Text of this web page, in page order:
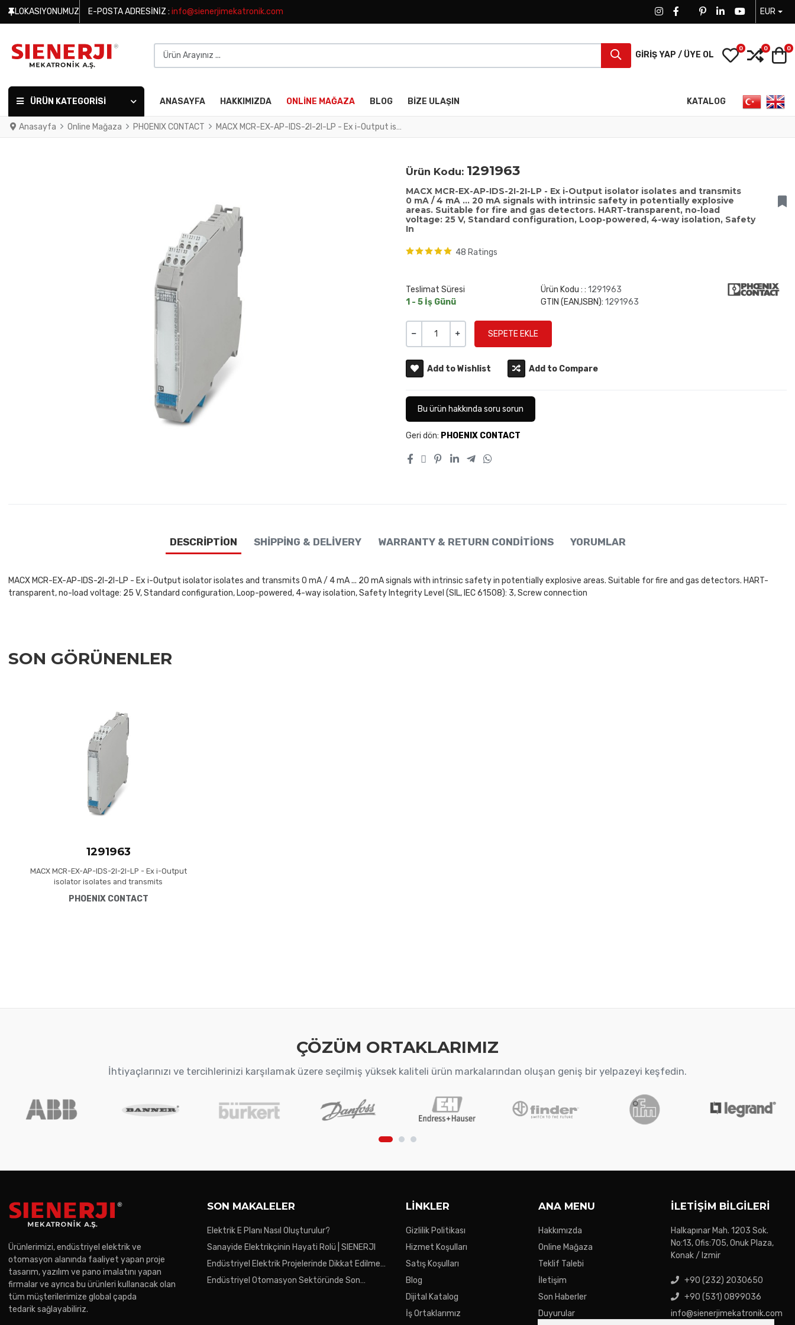
LOKASIYONUMUZ E-POSTA ADRESINIZ : info@sienerjimekatronik.com FACEBOOK SOCIAL LINK
FACEBOOK SOCIAL LINK
TWITTER SOCIAL LINK
PINTEREST SOCIAL LINK
LINKEDIN SOCIAL
YOUTUBE
EUR
Ürün Arayınız ...
GIRIŞ YAP / ÜYE OL My Wishlist
0 0 0
ÜRÜN KATEGORISI ANASAYFA HAKKIMIZDA ONLINE MAĞAZA BLOG BIZE ULAŞIN KATALOG Dilinizi seçin
Anasayfa Online Mağaza PHOENIX CONTACT MACX MCR-EX-AP-IDS-2I-2I-LP - Ex i-Output isolator isolates and transmits 0 mA / 4 mA ... 20 mA signals with intrinsic safety in potentially explosive areas. Suitable for fire and gas detectors. HART-transparent, no-load voltage: 25 V, Standard configuration, Loop-powered, 4-way isolation, Safety In
Ürün Kodu: 1291963
MACX MCR-EX-AP-IDS-2I-2I-LP - Ex i-Output isolator isolates and transmits
0 mA / 4 mA ... 20 mA signals with intrinsic safety in potentially explosive
areas. Suitable for fire and gas detectors. HART-transparent, no-load
voltage: 25 V, Standard configuration, Loop-powered, 4-way isolation, Safety
In
48 Ratings
Teslimat Süresi
1 - 5 İş Günü
Ürün Kodu : : 1291963
GTIN (EAN,ISBN): 1291963
Add to Wishlist Add to Compare
Bu ürün hakkında soru sorun
Geri dön: PHOENIX CONTACT
DESCRIPTION SHIPPING & DELIVERY WARRANTY & RETURN CONDITIONS YORUMLAR
MACX MCR-EX-AP-IDS-2I-2I-LP - Ex i-Output isolator isolates and transmits 0 mA / 4 mA ... 20 mA signals with intrinsic safety in potentially explosive areas. Suitable for fire and gas detectors. HART-
transparent, no-load voltage: 25 V, Standard configuration, Loop-powered, 4-way isolation, Safety Integrity Level (SIL, IEC 61508): 3, Screw connection
SON GÖRÜNENLER
1291963
MACX MCR-EX-AP-IDS-2I-2I-LP - Ex i-Output
isolator isolates and transmits
in potentially explosive areas. Suitable for fire
PHOENIX CONTACT
ÇÖZÜM ORTAKLARIMIZ
İhtiyaçlarınızı ve tercihlerinizi karşılamak üzere seçilmiş yüksek kaliteli ürün markalarından oluşan geniş bir yelpazeyi keşfedin.
Ürünlerimizi, endüstriyel elektrik ve
otomasyon alanında faaliyet yapan proje
tasarım, yazılım ve pano imalatını yapan
firmalar ve ayrıca bu ürünleri kullanacak olan
tüm müşterilerimize global çapda
tedarik sağlayabiliriz.
SON MAKALELER
Elektrik E Planı Nasıl Oluşturulur?
Sanayide Elektrikçinin Hayati Rolü | SIENERJI
Endüstriyel Elektrik Projelerinde Dikkat Edilmesi
Gereken Noktalar
Endüstriyel Otomasyon Sektöründe Son
LINKLER
Gizlilik Politikası
Hizmet Koşulları
Satış Koşulları
Blog
Dijital Katalog
İş Ortaklarımız
ANA MENU
Hakkımızda
Online Mağaza
Teklif Talebi
İletişim
Son Haberler
Duyurular
İLETIŞIM BILGILERI
Halkapınar Mah. 1203 Sok.
No:13, Ofis:705, Onuk Plaza,
Konak / Izmir
+90 (232) 2030650
+90 (531) 0899036
info@sienerjimekatronik.com